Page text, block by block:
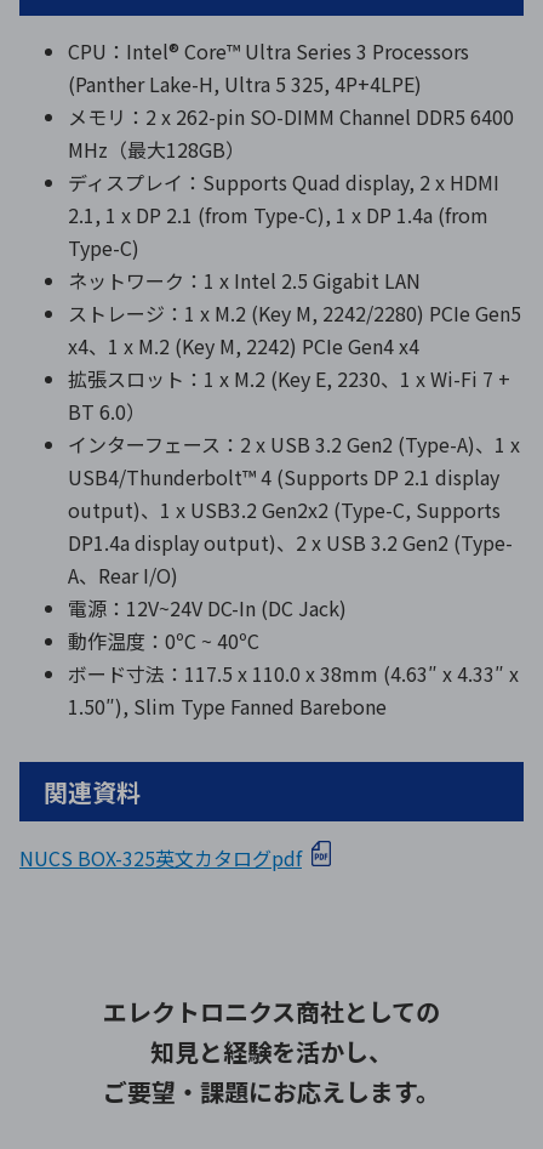
CPU：Intel® Core™ Ultra Series 3 Processors
(Panther Lake-H, Ultra 5 325, 4P+4LPE)
メモリ：2 x 262-pin SO-DIMM Channel DDR5 6400
MHz（最大128GB）
ディスプレイ：Supports Quad display, 2 x HDMI
2.1, 1 x DP 2.1 (from Type-C), 1 x DP 1.4a (from
Type-C)
ネットワーク：1 x Intel 2.5 Gigabit LAN
ストレージ：1 x M.2 (Key M, 2242/2280) PCIe Gen5
x4、1 x M.2 (Key M, 2242) PCIe Gen4 x4
拡張スロット：1 x M.2 (Key E, 2230、1 x Wi-Fi 7 +
BT 6.0）
インターフェース：2 x USB 3.2 Gen2 (Type-A)、1 x
USB4/Thunderbolt™ 4 (Supports DP 2.1 display
output)、1 x USB3.2 Gen2x2 (Type-C, Supports
DP1.4a display output)、2 x USB 3.2 Gen2 (Type-
A、Rear I/O)
電源：12V~24V DC-In (DC Jack)
動作温度：0ºC ~ 40ºC
ボード寸法：117.5 x 110.0 x 38mm (4.63″ x 4.33″ x
1.50″), Slim Type Fanned Barebone
関連資料
NUCS BOX-325英文カタログpdf
エレクトロニクス商社としての
知見と経験を活かし、
ご要望・課題にお応えします。